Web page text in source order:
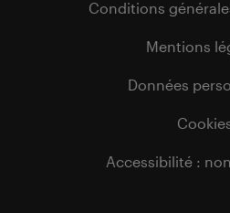
Conditions
Mentions
Données
Accessibilité :